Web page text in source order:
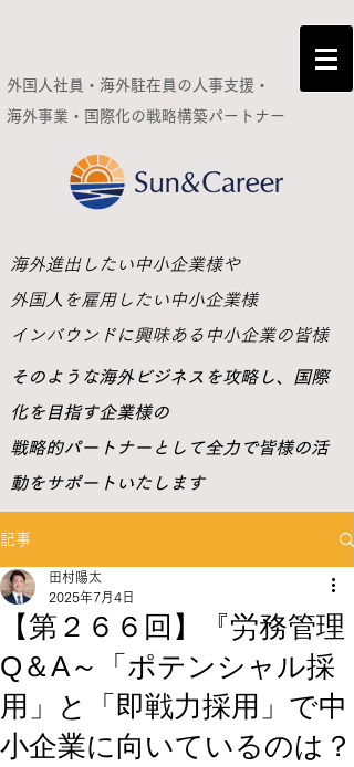
外国人社員・海外駐在員の人事支援・
海外事業・国際化の戦略構築パートナー
​海外進出したい中小企業様や
外国人を雇用したい中小企業様
インバウンドに興味ある中小企業の皆様
​そのような海外ビジネスを攻略し、国際
化を目指す企業様の
戦略的パートナーとして全力で皆様の活
動をサポートいたします
記事
【第２６６回】『労務管理
Q＆A～「ポテンシャル採
用」と「即戦力採用」で中
小企業に向いているのは？
田村陽太
2025年7月4日